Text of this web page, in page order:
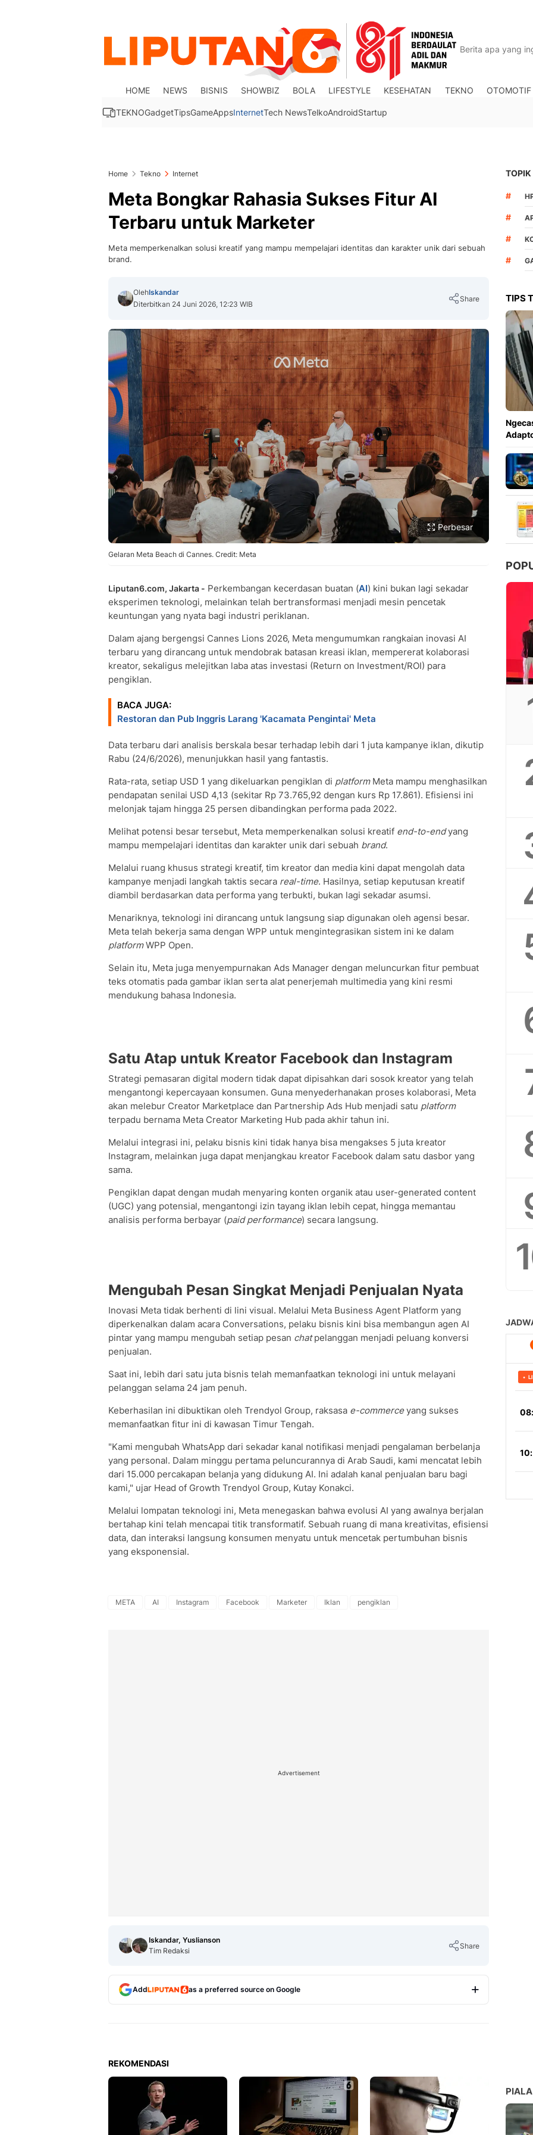
HOME NEWS BISNIS SHOWBIZ BOLA LIFESTYLE KESEHATAN TEKNO OTOMOTIF
TEKNOGadgetTipsGameAppsInternetTech NewsTelkoAndroidStartup
Home Tekno Internet
Meta Bongkar Rahasia Sukses Fitur AI
Terbaru untuk Marketer
Meta memperkenalkan solusi kreatif yang mampu mempelajari identitas dan karakter unik dari sebuah
brand.
OlehIskandar
Diterbitkan 24 Juni 2026, 12:23 WIB
Share
Copy Link
Perbesar
Gelaran Meta Beach di Cannes. Credit: Meta
Liputan6.com, Jakarta - Perkembangan kecerdasan buatan (AI) kini bukan lagi sekadar
eksperimen teknologi, melainkan telah bertransformasi menjadi mesin pencetak
keuntungan yang nyata bagi industri periklanan.
Dalam ajang bergengsi Cannes Lions 2026, Meta mengumumkan rangkaian inovasi AI
terbaru yang dirancang untuk mendobrak batasan kreasi iklan, mempererat kolaborasi
kreator, sekaligus melejitkan laba atas investasi (Return on Investment/ROI) para
pengiklan.
BACA JUGA:
Restoran dan Pub Inggris Larang 'Kacamata Pengintai' Meta
Data terbaru dari analisis berskala besar terhadap lebih dari 1 juta kampanye iklan, dikutip
Rabu (24/6/2026), menunjukkan hasil yang fantastis.
Rata-rata, setiap USD 1 yang dikeluarkan pengiklan di platformMeta mampu menghasilkan
pendapatan senilai USD 4,13 (sekitar Rp 73.765,92 dengan kurs Rp 17.861). Efisiensi ini
melonjak tajam hingga 25 persen dibandingkan performa pada 2022.
Melihat potensi besar tersebut, Meta memperkenalkan solusi kreatif end-to-endyang
mampu mempelajari identitas dan karakter unik dari sebuah brand.
Melalui ruang khusus strategi kreatif, tim kreator dan media kini dapat mengolah data
kampanye menjadi langkah taktis secara real-time. Hasilnya, setiap keputusan kreatif
diambil berdasarkan data performa yang terbukti, bukan lagi sekadar asumsi.
Menariknya, teknologi ini dirancang untuk langsung siap digunakan oleh agensi besar.
Meta telah bekerja sama dengan WPP untuk mengintegrasikan sistem ini ke dalam
platformWPP Open.
Selain itu, Meta juga menyempurnakan Ads Manager dengan meluncurkan fitur pembuat
teks otomatis pada gambar iklan serta alat penerjemah multimedia yang kini resmi
mendukung bahasa Indonesia.
Satu Atap untuk Kreator Facebook dan Instagram
Strategi pemasaran digital modern tidak dapat dipisahkan dari sosok kreator yang telah
mengantongi kepercayaan konsumen. Guna menyederhanakan proses kolaborasi, Meta
akan melebur Creator Marketplace dan Partnership Ads Hub menjadi satu platform
terpadu bernama Meta Creator Marketing Hub pada akhir tahun ini.
Melalui integrasi ini, pelaku bisnis kini tidak hanya bisa mengakses 5 juta kreator
Instagram, melainkan juga dapat menjangkau kreator Facebook dalam satu dasbor yang
sama.
Pengiklan dapat dengan mudah menyaring konten organik atau user-generated content
(UGC) yang potensial, mengantongi izin tayang iklan lebih cepat, hingga memantau
analisis performa berbayar (paid performance) secara langsung.
Mengubah Pesan Singkat Menjadi Penjualan Nyata
Inovasi Meta tidak berhenti di lini visual. Melalui Meta Business Agent Platform yang
diperkenalkan dalam acara Conversations, pelaku bisnis kini bisa membangun agen AI
pintar yang mampu mengubah setiap pesan chatpelanggan menjadi peluang konversi
penjualan.
Saat ini, lebih dari satu juta bisnis telah memanfaatkan teknologi ini untuk melayani
pelanggan selama 24 jam penuh.
Keberhasilan ini dibuktikan oleh Trendyol Group, raksasa e-commerceyang sukses
memanfaatkan fitur ini di kawasan Timur Tengah.
"Kami mengubah WhatsApp dari sekadar kanal notifikasi menjadi pengalaman berbelanja
yang personal. Dalam minggu pertama peluncurannya di Arab Saudi, kami mencatat lebih
dari 15.000 percakapan belanja yang didukung AI. Ini adalah kanal penjualan baru bagi
kami," ujar Head of Growth Trendyol Group, Kutay Konakci.
Melalui lompatan teknologi ini, Meta menegaskan bahwa evolusi AI yang awalnya berjalan
bertahap kini telah mencapai titik transformatif. Sebuah ruang di mana kreativitas, efisiensi
data, dan interaksi langsung konsumen menyatu untuk mencetak pertumbuhan bisnis
yang eksponensial.
META AI Instagram Facebook Marketer Iklan pengiklan
Advertisement
Iskandar, Yuslianson
Tim Redaksi
Share
Add as a preferred source on Google
REKOMENDASI
TOPIK
#
#
#
#
TIPS